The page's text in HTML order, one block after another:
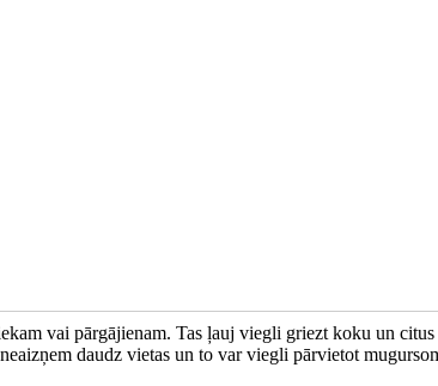
vai pārgājienam. Tas ļauj viegli griezt koku un citus
daudz vietas un to var viegli pārvietot